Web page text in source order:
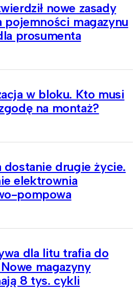
nowe zasady
pojemności magazynu
prosumenta
w bloku. Kto musi
na montaż?
dostanie drugie życie.
elektrownia
pompowa
dla litu trafia do
magazyny
8 tys. cykli